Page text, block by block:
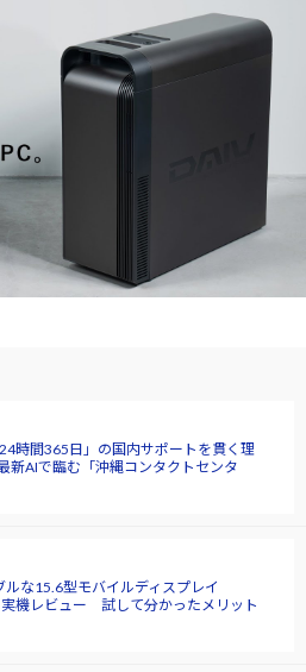
時間365日」の国内サポートを貫く理
新AIで臨む「沖縄コンタクトセンタ
な15.6型モバイルディスプレイ
実機レビュー 試して分かったメリット